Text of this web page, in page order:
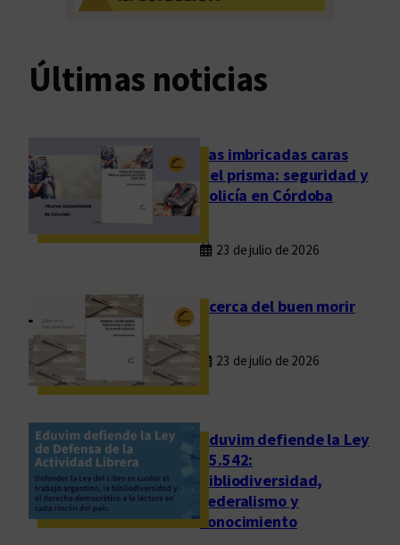
a
“
m
a
d
a
L
t
r
a
”
a
V
Últimas noticias
Las imbricadas caras
del prisma: seguridad y
policía en Córdoba
23 de julio de 2026
Acerca del buen morir
23 de julio de 2026
Eduvim defiende la Ley
25.542:
bibliodiversidad,
federalismo y
conocimiento